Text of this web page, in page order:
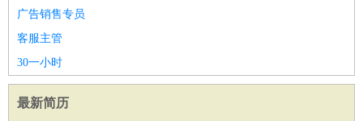
广告销售专员
客服主管
30一小时
最新简历